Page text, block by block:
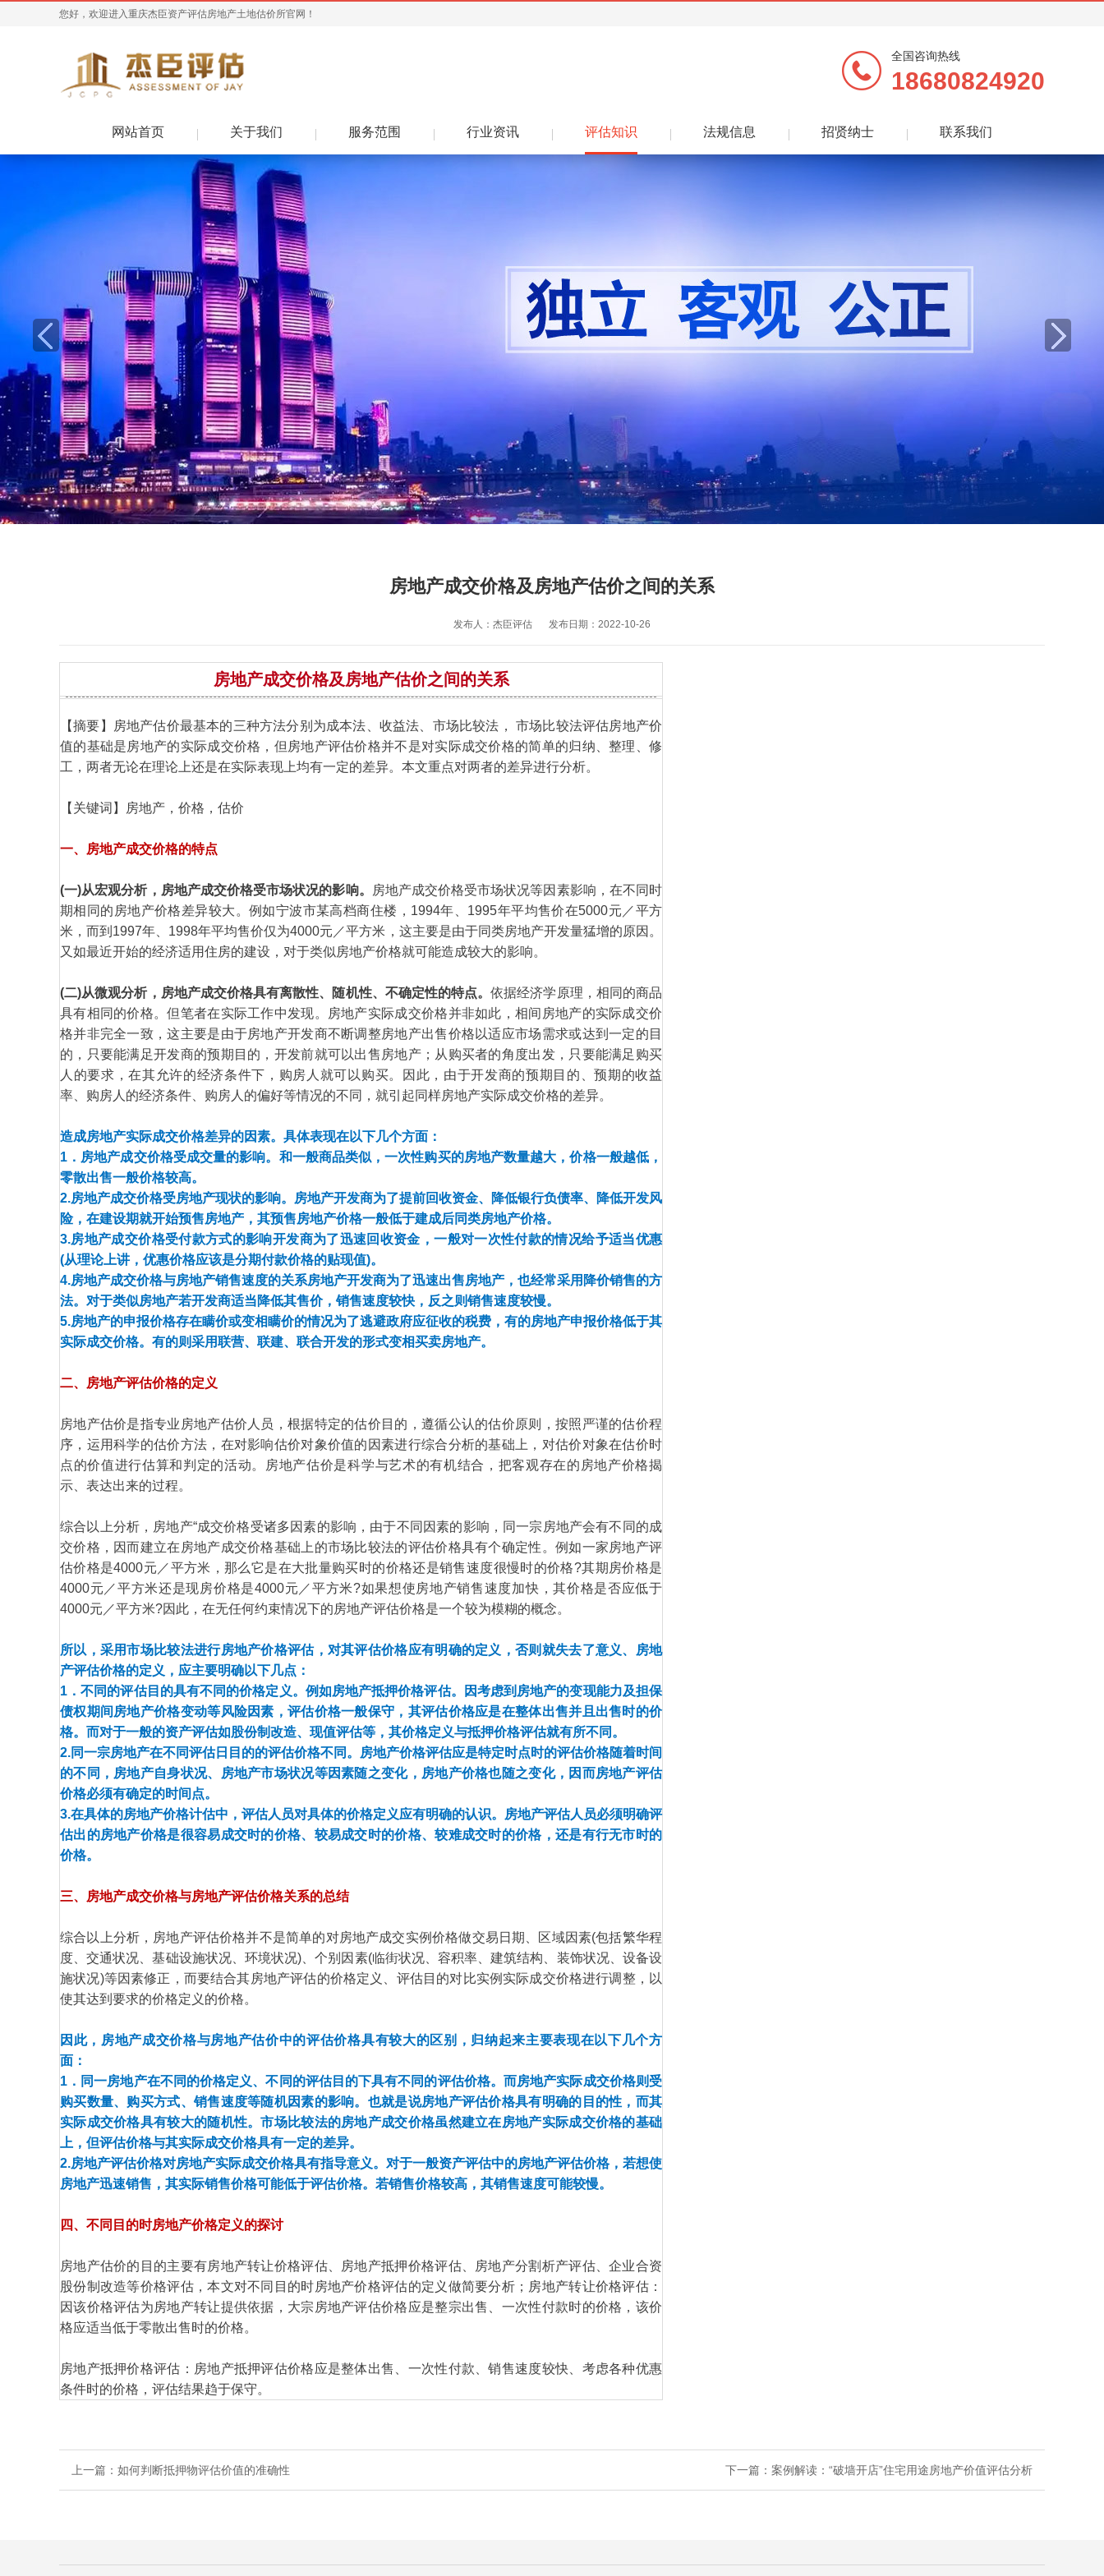
您好，欢迎进入重庆杰臣资产评估房地产土地估价所官网！
全国咨询热线
18680824920
网站首页 关于我们 服务范围 行业资讯 评估知识 法规信息 招贤纳士 联系我们
房地产成交价格及房地产估价之间的关系
发布人：杰臣评估 发布日期：2022-10-26
房地产成交价格及房地产估价之间的关系
【摘要】房地产估价最基本的三种方法分别为成本法、收益法、市场比较法， 市场比较法评估房地产价
值的基础是房地产的实际成交价格，但房地产评估价格并不是对实际成交价格的简单的归纳、整理、修
工，两者无论在理论上还是在实际表现上均有一定的差异。本文重点对两者的差异进行分析。
【关键词】房地产，价格，估价
一、房地产成交价格的特点
(一)从宏观分析，房地产成交价格受市场状况的影响。
房地产成交价格受市场状况等因素影响，在不同时
期相同的房地产价格差异较大。例如宁波市某高档商住楼，1994年、1995年平均售价在5000元／平方
米，而到1997年、1998年平均售价仅为4000元／平方米，这主要是由于同类房地产开发量猛增的原因。
又如最近开始的经济适用住房的建设，对于类似房地产价格就可能造成较大的影响。
(二)从微观分析，房地产成交价格具有离散性、随机性、不确定性的特点。依据经济学原理，相同的商品
具有相同的价格。但笔者在实际工作中发现。房地产实际成交价格并非如此，相间房地产的实际成交价
格并非完全一致，这主要是由于房地产开发商不断调整房地产出售价格以适应市场需求或达到一定的目
的，只要能满足开发商的预期目的，开发前就可以出售房地产；从购买者的角度出发，只要能满足购买
人的要求，在其允许的经济条件下，购房人就可以购买。因此，由于开发商的预期目的、预期的收益
率、购房人的经济条件、购房人的偏好等情况的不同，就引起同样房地产实际成交价格的差异。
造成房地产实际成交价格差异的因素。具体表现在以下几个方面：
1．房地产成交价格受成交量的影响。和一般商品类似，一次性购买的房地产数量越大，价格一般越低，
零散出售一般价格较高。
2.房地产成交价格受房地产现状的影响。房地产开发商为了提前回收资金、降低银行负债率、降低开发风
险，在建设期就开始预售房地产，其预售房地产价格一般低于建成后同类房地产价格。
3.房地产成交价格受付款方式的影响开发商为了迅速回收资金，一般对一次性付款的情况给予适当优惠
(从理论上讲，优惠价格应该是分期付款价格的贴现值)。
4.房地产成交价格与房地产销售速度的关系房地产开发商为了迅速出售房地产，也经常采用降价销售的方
法。对于类似房地产若开发商适当降低其售价，销售速度较快，反之则销售速度较慢。
5.房地产的申报价格存在瞒价或变相瞒价的情况为了逃避政府应征收的税费，有的房地产申报价格低于其
实际成交价格。有的则采用联营、联建、联合开发的形式变相买卖房地产。
二、房地产评估价格的定义
房地产估价是指专业房地产估价人员，根据特定的估价目的，遵循公认的估价原则，按照严谨的估价程
序，运用科学的估价方法，在对影响估价对象价值的因素进行综合分析的基础上，对估价对象在估价时
点的价值进行估算和判定的活动。房地产估价是科学与艺术的有机结合，把客观存在的房地产价格揭
示、表达出来的过程。
综合以上分析，房地产“成交价格受诸多因素的影响，由于不同因素的影响，同一宗房地产会有不同的成
交价格，因而建立在房地产成交价格基础上的市场比较法的评估价格具有个确定性。例如一家房地产评
估价格是4000元／平方米，那么它是在大批量购买时的价格还是销售速度很慢时的价格?其期房价格是
4000元／平方米还是现房价格是4000元／平方米?如果想使房地产销售速度加快，其价格是否应低于
4000元／平方米?因此，在无任何约束情况下的房地产评估价格是一个较为模糊的概念。
所以，采用市场比较法进行房地产价格评估，对其评估价格应有明确的定义，否则就失去了意义、房地
产评估价格的定义，应主要明确以下几点：
1．不同的评估目的具有不同的价格定义。例如房地产抵押价格评估。因考虑到房地产的变现能力及担保
债权期间房地产价格变动等风险因素，评估价格一般保守，其评估价格应是在整体出售并且出售时的价
格。而对于一般的资产评估如股份制改造、现值评估等，其价格定义与抵押价格评估就有所不同。
2.同一宗房地产在不同评估日目的的评估价格不同。房地产价格评估应是特定时点时的评估价格随着时间
的不同，房地产自身状况、房地产市场状况等因素随之变化，房地产价格也随之变化，因而房地产评估
价格必须有确定的时间点。
3.在具体的房地产价格计估中，评估人员对具体的价格定义应有明确的认识。房地产评估人员必须明确评
估出的房地产价格是很容易成交时的价格、较易成交时的价格、较难成交时的价格，还是有行无市时的
价格。
三、房地产成交价格与房地产评估价格关系的总结
综合以上分析，房地产评估价格并不是简单的对房地产成交实例价格做交易日期、区域因素(包括繁华程
度、交通状况、基础设施状况、环境状况)、个别因素(临街状况、容积率、建筑结构、装饰状况、设备设
施状况)等因素修正，而要结合其房地产评估的价格定义、评估目的对比实例实际成交价格进行调整，以
使其达到要求的价格定义的价格。
因此，房地产成交价格与房地产估价中的评估价格具有较大的区别，归纳起来主要表现在以下几个方
面：
1．同一房地产在不同的价格定义、不同的评估目的下具有不同的评估价格。而房地产实际成交价格则受
购买数量、购买方式、销售速度等随机因素的影响。也就是说房地产评估价格具有明确的目的性，而其
实际成交价格具有较大的随机性。市场比较法的房地产成交价格虽然建立在房地产实际成交价格的基础
上，但评估价格与其实际成交价格具有一定的差异。
2.房地产评估价格对房地产实际成交价格具有指导意义。对于一般资产评估中的房地产评估价格，若想使
房地产迅速销售，其实际销售价格可能低于评估价格。若销售价格较高，其销售速度可能较慢。
四、不同目的时房地产价格定义的探讨
房地产估价的目的主要有房地产转让价格评估、房地产抵押价格评估、房地产分割析产评估、企业合资
股份制改造等价格评估，本文对不同目的时房地产价格评估的定义做简要分析；房地产转让价格评估：
因该价格评估为房地产转让提供依据，大宗房地产评估价格应是整宗出售、一次性付款时的价格，该价
格应适当低于零散出售时的价格。
房地产抵押价格评估：房地产抵押评估价格应是整体出售、一次性付款、销售速度较快、考虑各种优惠
条件时的价格，评估结果趋于保守。
上一篇： 如何判断抵押物评估价值的准确性 下一篇： 案例解读：“破墙开店”住宅用途房地产价值评估分析